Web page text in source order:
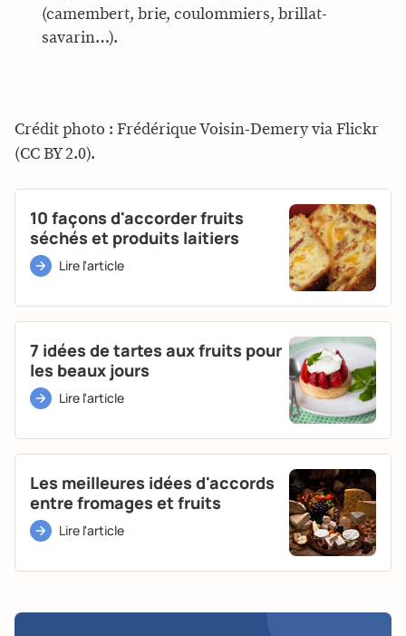
(camembert, brie, coulommiers, brillat-
savarin…).
Crédit photo : Frédérique Voisin-Demery via Flickr
(CC BY 2.0).
10 façons d'accorder fruits
séchés et produits laitiers
Lire l'article
7 idées de tartes aux fruits pour
les beaux jours
Lire l'article
Les meilleures idées d'accords
entre fromages et fruits
Lire l'article